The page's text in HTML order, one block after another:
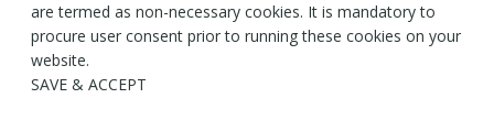
are termed as non-necessary cookies. It is mandatory to
procure user consent prior to running these cookies on your
website.
SAVE & ACCEPT